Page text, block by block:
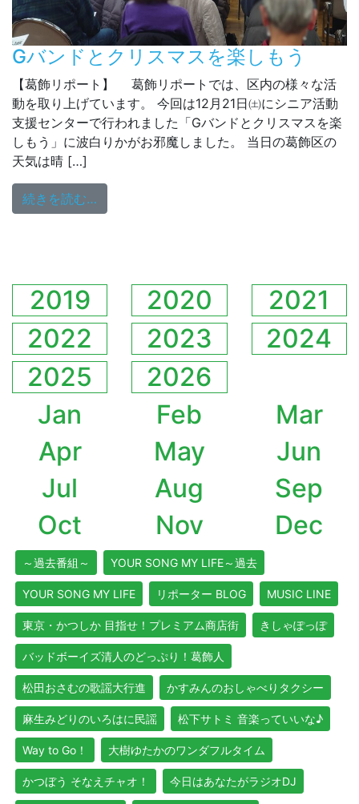
Gバンドとクリスマスを楽しもう
【葛飾リポート】 葛飾リポートでは、区内の様々な活
動を取り上げています。 今回は12月21日㈯にシニア活動
支援センターで行われました「Gバンドとクリスマスを楽
しもう」に波白りかがお邪魔しました。 当日の葛飾区の
天気は晴 […]
続きを読む…
2019 2020
2021
2022
2023
2024
2025
2026
Jan
Feb
Mar
Apr
May
Jun
Jul
Aug
Sep
Oct
Nov Dec
～過去番組～ YOUR SONG MY LIFE～過去
YOUR SONG MY LIFE リポーター BLOG MUSIC LINE
東京・かつしか 目指せ！プレミアム商店街 きしゃぽっぽ
バッドボーイズ清人のどっぷり！葛飾人
松田おさむの歌謡大行進 かすみんのおしゃべりタクシー
麻生みどりのいろはに民謡 松下サトミ 音楽っていいな♪
Way to Go！ 大樹ゆたかのワンダフルタイム
かつぼう そなえチャオ！ 今日はあなたがラジオDJ